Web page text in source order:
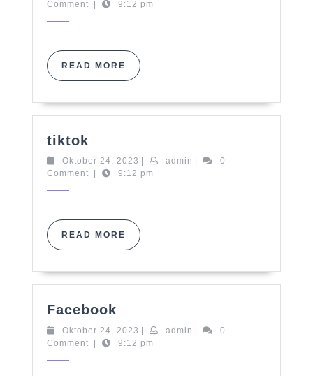
24,
Comment
9:12 pm
READ MORE READ
MORE
tiktok
Oktober 24, 2023 Oktober
24,
admin admin
0
Comment
9:12 pm
READ MORE READ
MORE
Facebook
Oktober 24, 2023 Oktober
24,
| admin admin
|
0
Comment
| 9:12 pm